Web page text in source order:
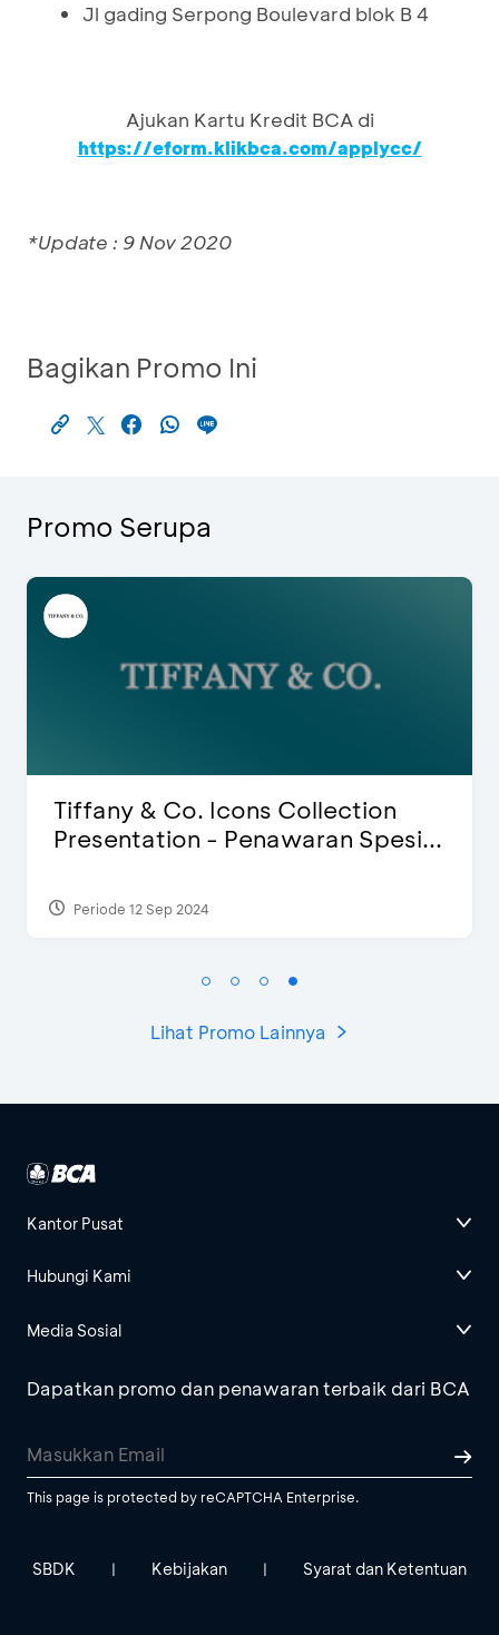
Jl gading Serpong Boulevard blok B 4
Ajukan Kartu Kredit BCA di
https://eform.klikbca.com/applycc/
*Update : 9 Nov 2020
Bagikan Promo Ini
Promo Serupa
Blink Beauty Clinic - Diskon 25% &
Special Bonus
Periode 27 Mar 2025 - 31 Agt 2026
Lihat Promo Lainnya
Kantor Pusat
Hubungi Kami
Media Sosial
Dapatkan promo dan penawaran terbaik dari BCA
This page is protected by reCAPTCHA Enterprise.
SBDK | Kebijakan | Syarat dan Ketentuan